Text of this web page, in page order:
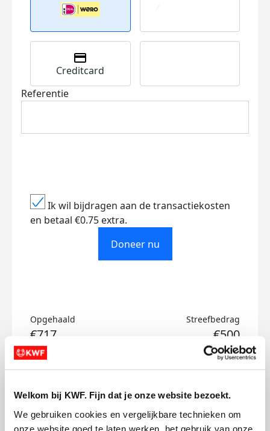
Welkom bij KWF. Fijn dat je onze website bezoekt.
We gebruiken cookies en vergelijkbare technieken om
onze website goed te laten werken, het gebruik van onze
Creditcard
Referentie
Ik wil bijdragen aan de transactiekosten
en betaal €0.75 extra.
Doneer nu
Opgehaald
€717
Streefbedrag
€500
Doneer
Alissa's badges